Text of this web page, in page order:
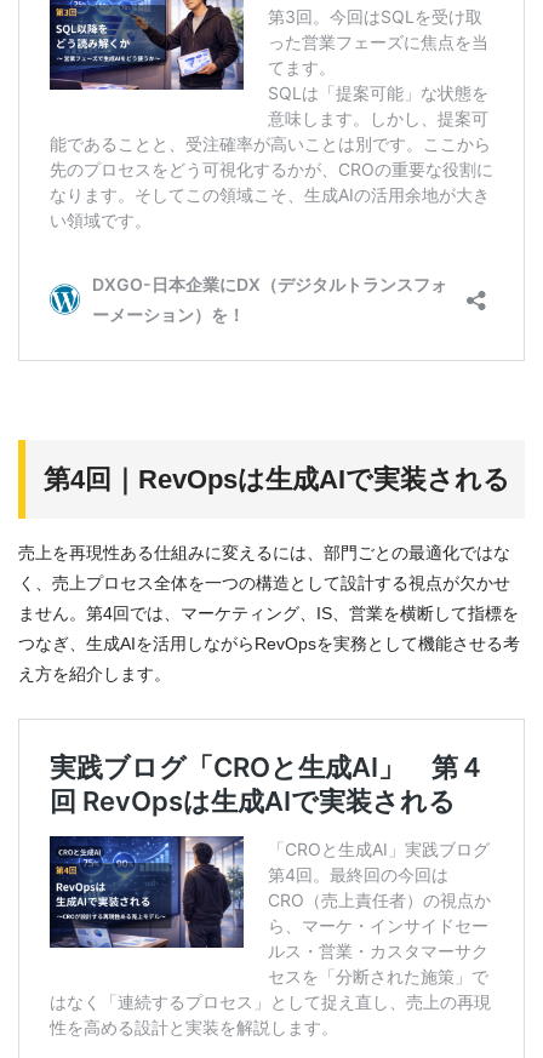
第4回｜RevOpsは生成AIで実装される
売上を再現性ある仕組みに変えるには、部門ごとの最適化ではな
く、売上プロセス全体を一つの構造として設計する視点が欠かせ
ません。第4回では、マーケティング、IS、営業を横断して指標を
つなぎ、生成AIを活用しながらRevOpsを実務として機能させる考
え方を紹介します。